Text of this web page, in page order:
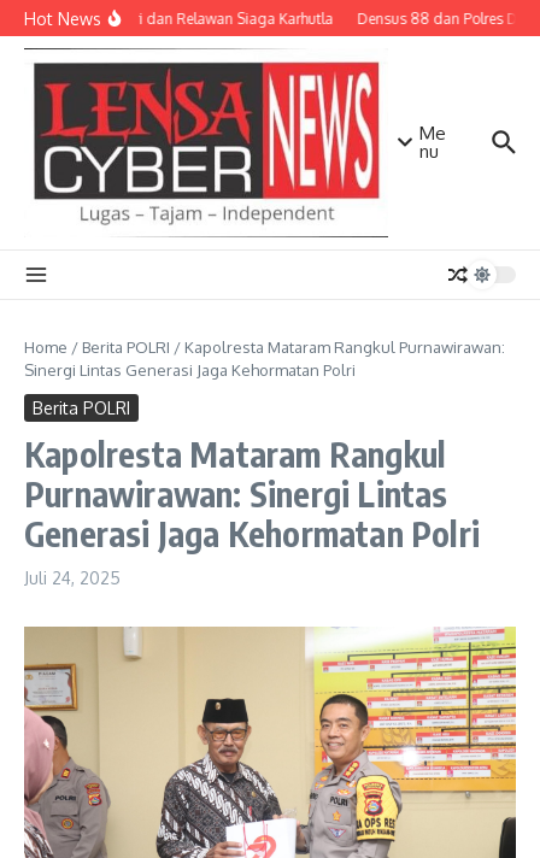
Lewati ke konten
Hot NewsTNI-Polri dan Relawan Siaga Karhutla Densus 88 dan Polres
Me
nu
Home / Berita POLRI / Kapolresta Mataram Rangkul Purnawirawan:
Sinergi Lintas Generasi Jaga Kehormatan Polri
Berita POLRI
Kapolresta Mataram Rangkul
Purnawirawan: Sinergi Lintas
Generasi Jaga Kehormatan Polri
Juli 24, 2025